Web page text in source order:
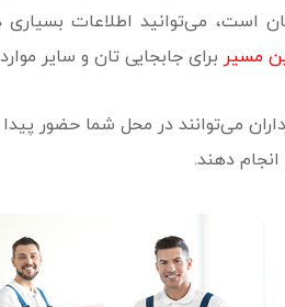
است، می‌توانید اطلاعات بسیاری
مسیر برای جابجایی تان و سایر
می‌توانند در محل شما حضور
انجام دهند.